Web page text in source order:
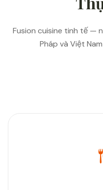
Fusion cuisine tinh tế —
Pháp và Việt